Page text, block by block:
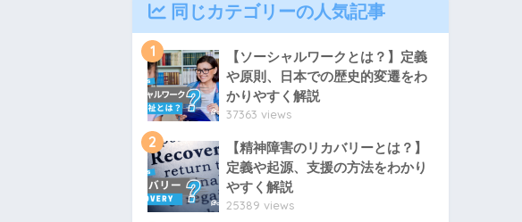
同じカテゴリーの人気記事
1
【ソーシャルワークとは？】定義
や原則、日本での歴史的変遷をわ
かりやすく解説
37363 views
2
【精神障害のリカバリーとは？】
定義や起源、支援の方法をわかり
やすく解説
25389 views